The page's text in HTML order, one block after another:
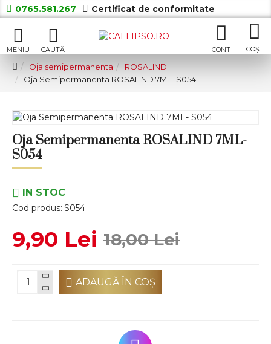
0765.581.267 Certificat de conformitate
Oja semipermanenta
ROSALIND
Oja Semipermanenta ROSALIND 7ML- S054
Oja Semipermanenta ROSALIND 7ML-
S054
IN STOC
Cod produs: S054
9,90 Lei 18,00 Lei
ADAUGĂ ÎN COŞ